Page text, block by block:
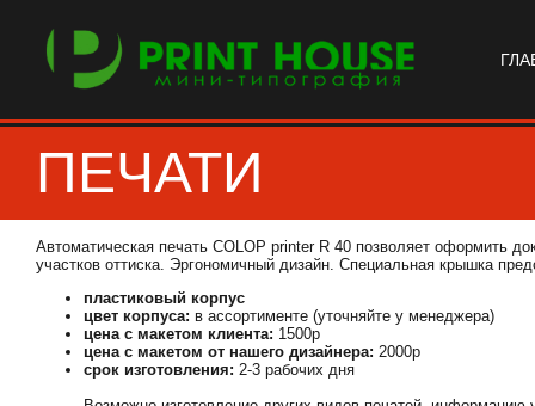
ПЕЧАТИ
Автоматическая печать COLOP printer R 40 позволяет оформить
участков оттиска. Эргономичный дизайн. Специальная крышка
пластиковый корпус
цвет корпуса: в ассортименте (уточняйте у менеджера)
цена с макетом клиента: 1500р
цена с макетом от нашего дизайнера: 2000р
срок изготовления: 2-3 рабочих дня